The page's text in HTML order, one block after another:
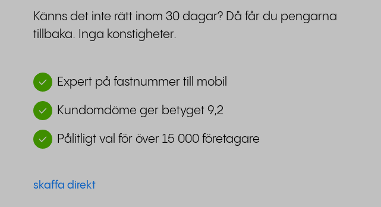
Känns det inte rätt inom 30 dagar? Då får du pengarna
tillbaka. Inga konstigheter.
Expert på fastnummer till mobil
Kundomdöme ger betyget 9,2
Pålitligt val för över 15 000 företagare
skaffa direkt